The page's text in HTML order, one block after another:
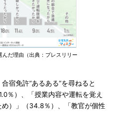
だ理由（出典：プレスリリー
宿免許“あるある”を尋ねると
％）、「授業内容や運転を覚え
）」（34.8％）、「教官が個性